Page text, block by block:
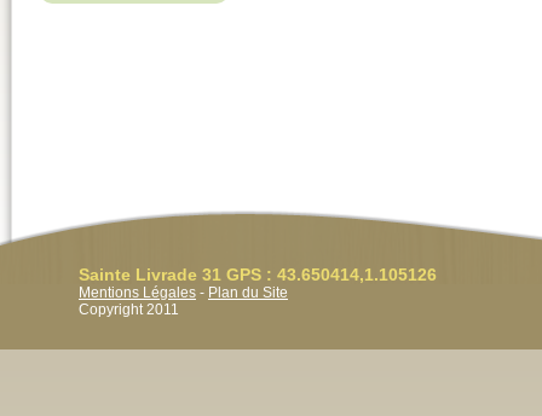
Sainte Livrade 31 GPS : 43.650414,1.105126
Mentions Légales - Plan du Site
Copyright 2011